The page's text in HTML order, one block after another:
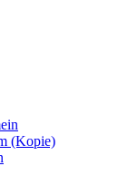
(Kopie)